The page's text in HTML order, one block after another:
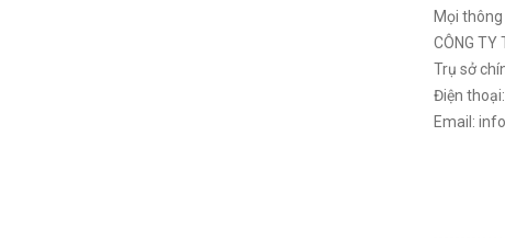
Mọi
CÔNG TY
Trụ sở
Điện
Email: